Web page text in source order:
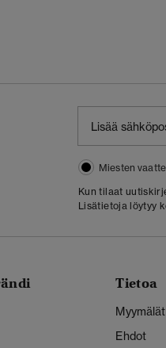
Miesten
Kun tilaat
Lisätietoja löytyy
Tietoa
Myymälät
Ehdot